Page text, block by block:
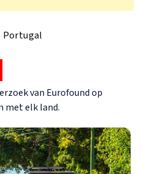
Portugal
van Eurofound op
met elk land.